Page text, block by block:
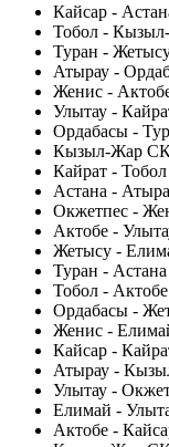
Кайсар -
Тобол -
Туран -
Атырау -
Женис -
Улытау -
Ордабасы -
Кызыл-Жар СК
Кайрат - Тобол
Астана -
Окжетпес -
Актобе -
Жетысу -
Туран - Астана
Тобол - Актобе
Ордабасы -
Женис -
Кайсар -
Атырау -
Улытау -
Елимай -
Актобе -